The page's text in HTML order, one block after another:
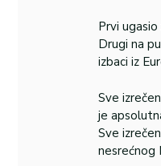
Prvi ugasio
Drugi na
izbaci iz
Sve
je
Sve
nesrećnog